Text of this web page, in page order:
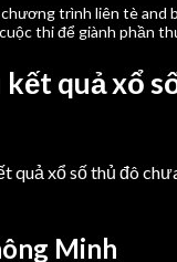
trình liên tè and
thi để giành phần
quả xổ
quả xổ số thủ đô
Minh